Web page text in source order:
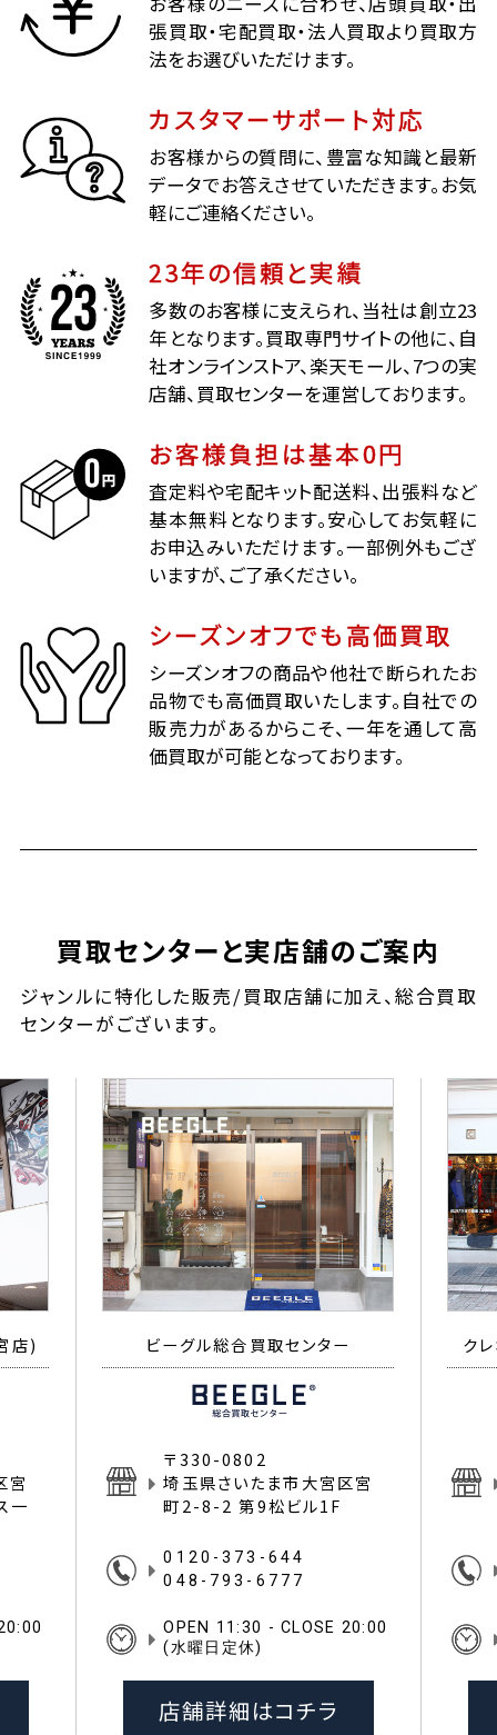
張買取・宅配買取・法人買取より買取方
法をお選びいただけます。
カスタマーサポート対応
お客様からの質問に、豊富な知識と最新
データでお答えさせていただきます。お気
軽にご連絡ください。
23年の信頼と実績
多数のお客様に支えられ、当社は創立23
年となります。買取専門サイトの他に、自
社オンラインストア、楽天モール、7つの実
店舗、買取センターを運営しております。
お客様負担は基本0円
査定料や宅配キット配送料、出張料など
基本無料となります。安心してお気軽に
お申込みいただけます。一部例外もござ
いますが、ご了承ください。
シーズンオフでも高価買取
シーズンオフの商品や他社で断られたお
品物でも高価買取いたします。自社での
販売力があるからこそ、一年を通して高
価買取が可能となっております。
買取センターと実店舗のご案内
ジャンルに特化した販売/買取店舗に加え、総合買取
センターがございます。
店)
宮
一
ビーグル総合買取センター
〒330-0802
埼玉県さいたま市大宮区宮
町2-8-2 第9松ビル1F
0120-373-644
048-793-6777
OPEN 11:30 - CLOSE 20:00
(水曜日定休)
店舗詳細はコチラ
ク